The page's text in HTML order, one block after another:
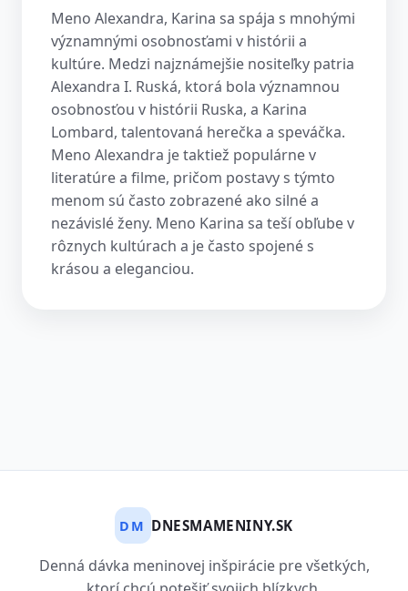
Meno Alexandra, Karina sa spája s mnohými
významnými osobnosťami v histórii a
kultúre. Medzi najznámejšie nositeľky patria
Alexandra I. Ruská, ktorá bola významnou
osobnosťou v histórii Ruska, a Karina
Lombard, talentovaná herečka a speváčka.
Meno Alexandra je taktiež populárne v
literatúre a filme, pričom postavy s týmto
menom sú často zobrazené ako silné a
nezávislé ženy. Meno Karina sa teší obľube v
rôznych kultúrach a je často spojené s
krásou a eleganciou.
DM DNESMAMENINY.SK
Denná dávka meninovej inšpirácie pre všetkých,